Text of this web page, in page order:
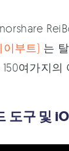
부트) 는
150여가지
도구 및